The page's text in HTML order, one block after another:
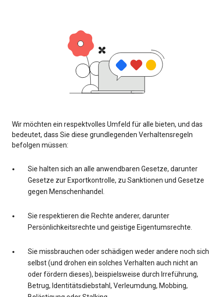
Wir möchten ein respektvolles Umfeld für alle bieten, und das
bedeutet, dass Sie diese grundlegenden Verhaltensregeln
befolgen müssen:
Sie halten sich an alle anwendbaren Gesetze, darunter
Gesetze zur Exportkontrolle, zu Sanktionen und Gesetze
gegen Menschenhandel.
Sie respektieren die Rechte anderer, darunter
Persönlichkeitsrechte und geistige Eigentumsrechte.
Sie missbrauchen oder schädigen weder andere noch sich
selbst (und drohen ein solches Verhalten auch nicht an
oder fördern dieses), beispielsweise durch Irreführung,
Betrug, Identitätsdiebstahl, Verleumdung, Mobbing,